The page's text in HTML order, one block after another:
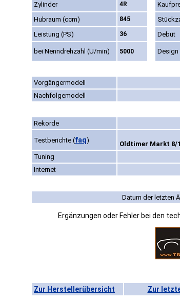
Zylinder 4R
Hubraum (ccm) 845
Leistung (PS)
36 Debüt
bei Nenndrehzahl (U/min) 5000 Design
Vorgängermodell
Nachfolgemodell
Rekorde
Testberichte (faq)
Oldtimer Markt 8/
Tuning
Internet
Datum der letzten
Ergänzungen oder Fehler bei den
Zur Herstellerübersicht Zur